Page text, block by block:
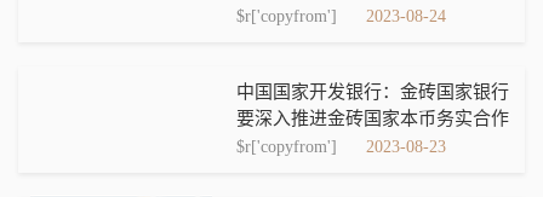
$r['copyfrom'] 2023-08-24
中国国家开发银行：金砖国家银行
要深入推进金砖国家本币务实合作
$r['copyfrom'] 2023-08-23